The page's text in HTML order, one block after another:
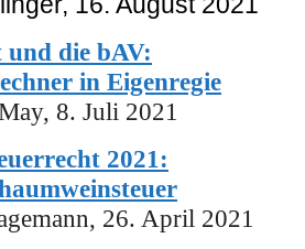
die bAV:
in Eigenregie
8. Juli 2021
2021:
26. April 2021